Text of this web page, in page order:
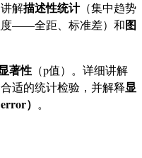
解描述性统计（集中趋势
——全距、标准差）和图
著性 （p值）。详细讲解
适的统计检验，并解释显
） 。